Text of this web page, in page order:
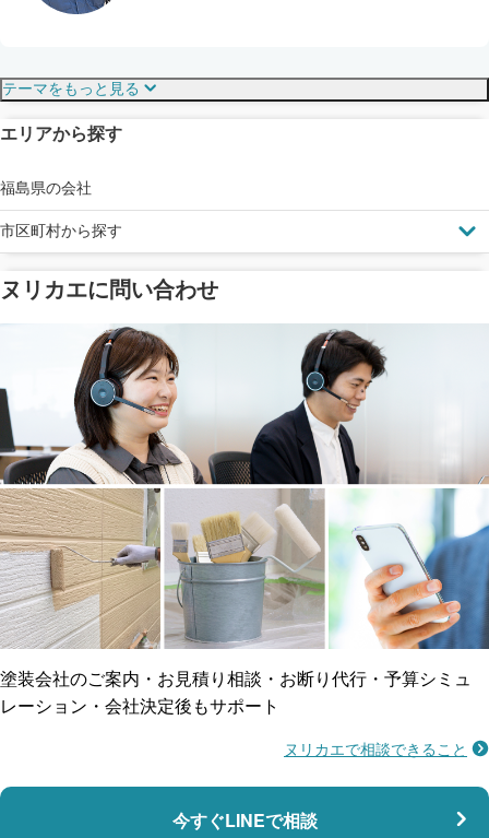
塗料の​品質を​保証
メーカー保証
工事保険
ご近所トラブルに
賠償保険
見えにくい屋根も安心
ドローン診断
省エネ効果
断熱・遮熱塗料対応
雨漏り修繕
防水工事
マンション・アパート対応
テーマをもっと見る
エリアから探す
福島県の会社
市区町村から探す
ヌリカエに問い合わせ
塗装会社のご案内・お見積り相談・お断り代行・予算シミュ
レーション・会社決定後もサポート
ヌリカエで相談できること
今すぐLINEで相談